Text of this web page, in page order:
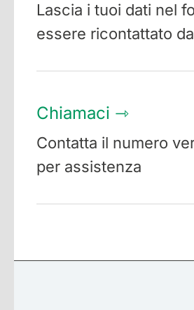
Lascia i tuoi dati nel
essere ricontattato
Chiamaci ⇾
Contatta il numero
per assistenza